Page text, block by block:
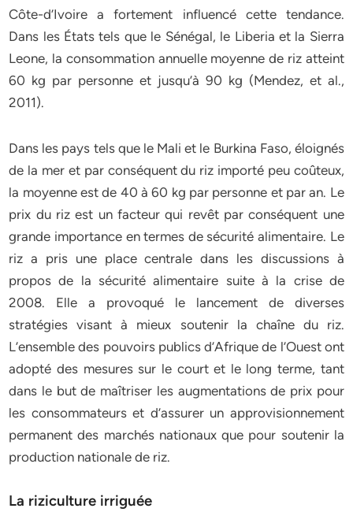
Côte-d’Ivoire a fortement influencé cette tendance.
Dans les États tels que le Sénégal, le Liberia et la Sierra
Leone, la consommation annuelle moyenne de riz atteint
60 kg par personne et jusqu’à 90 kg (Mendez, et al.,
2011).
Dans les pays tels que le Mali et le Burkina Faso, éloignés
de la mer et par conséquent du riz importé peu coûteux,
la moyenne est de 40 à 60 kg par personne et par an. Le
prix du riz est un facteur qui revêt par conséquent une
grande importance en termes de sécurité alimentaire. Le
riz a pris une place centrale dans les discussions à
propos de la sécurité alimentaire suite à la crise de
2008. Elle a provoqué le lancement de diverses
stratégies visant à mieux soutenir la chaîne du riz.
L’ensemble des pouvoirs publics d’Afrique de l’Ouest ont
adopté des mesures sur le court et le long terme, tant
dans le but de maîtriser les augmentations de prix pour
les consommateurs et d’assurer un approvisionnement
permanent des marchés nationaux que pour soutenir la
production nationale de riz.
La riziculture irriguée